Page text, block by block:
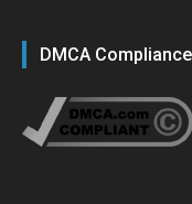
DMCA Compliance